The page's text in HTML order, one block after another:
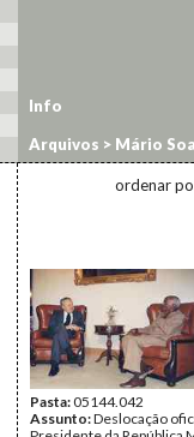
Info
Arquivos > Mário
estrangeiro>Cabo
ordenar
Pasta:05144.042
Assunto:Deslocação